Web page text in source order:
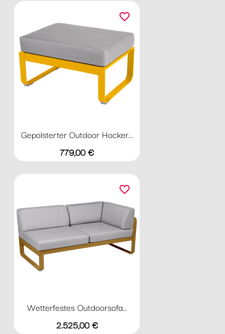
Gepolsterter Outdoor Hocker...
Preis
779,00 €
favorite_border
Wetterfestes Outdoorsofa...
Preis
2.525,00 €
favorite_border